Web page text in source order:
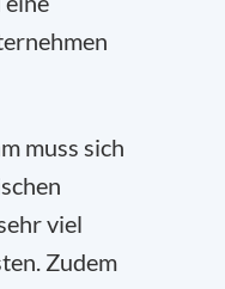
muss sich
viel
Zudem